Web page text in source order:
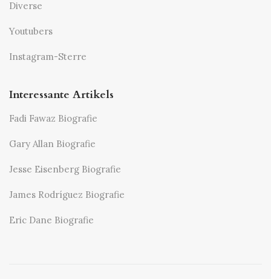
Diverse
Youtubers
Instagram-Sterre
Interessante Artikels
Fadi Fawaz Biografie
Gary Allan Biografie
Jesse Eisenberg Biografie
James Rodríguez Biografie
Eric Dane Biografie